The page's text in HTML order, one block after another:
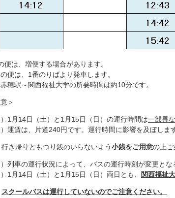
便は、増便する場合があります。
便は、1番のりばより発車します。
穂駅～関西福祉大学の所要時間は約10分です。
＞
）1月14日（土）と1月15日（日）の運行時間は一部異
）運賃は、片道240円です。運行時間に影響を及ぼしま
行き帰りともつり銭のいらないよう小銭をご用意の上ご
）列車の運行状況によって、バスの運行時刻が変更とな
）1月14日（土）と1月15日（日）両日とも、
関西福祉
スクールバスは運行していないのでご注意ください。